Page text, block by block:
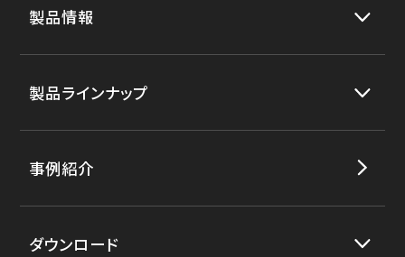
製品情報
製品ラインナップ
事例紹介
ダウンロード